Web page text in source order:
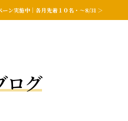
ン実施中｜各月先着１０名・〜8/31 ＞
ログ